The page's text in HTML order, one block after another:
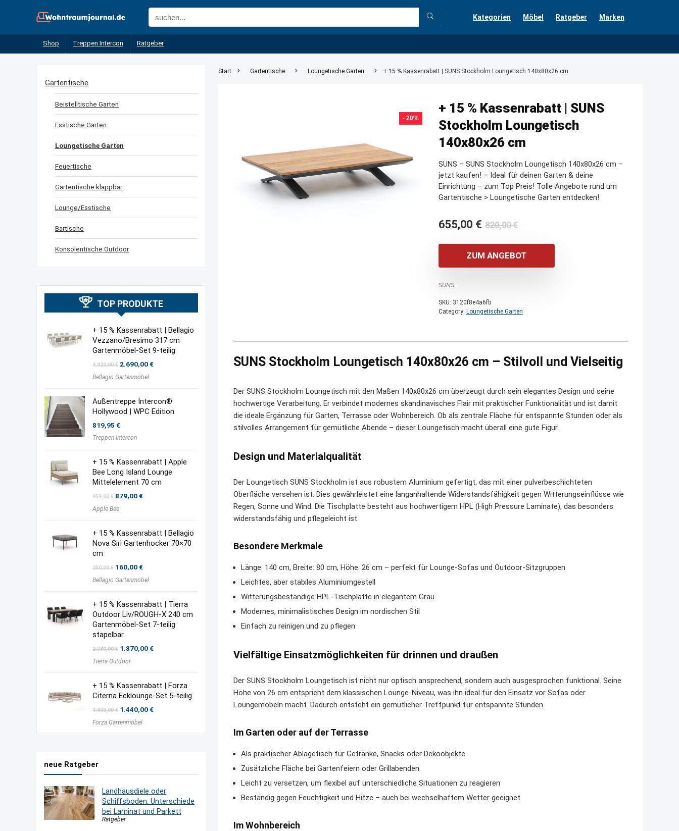
Kategorien Möbel Ratgeber Marken
Shop Treppen Intercon Ratgeber
Start Gartentische Loungetische Garten + 15 % Kassenrabatt | SUNS Stockholm Loungetisch 140x80x26 cm
- 20%
+ 15 % Kassenrabatt | SUNS
Stockholm Loungetisch
140x80x26 cm
SUNS – SUNS Stockholm Loungetisch 140x80x26 cm –
jetzt kaufen! – Ideal für deinen Garten & deine
Einrichtung – zum Top Preis! Tolle Angebote rund um
Gartentische > Loungetische Garten entdecken!
820,00€Ursprünglicher
war:
820,00 €
655,00 €
Aktueller
ist:
655,00 €.
ZUM ANGEBOT
SUNS
SKU: 3120f8e4a6fb
Category: Loungetische Garten
SUNS Stockholm Loungetisch 140x80x26 cm – Stilvoll und Vielseitig
Der SUNS Stockholm Loungetisch mit den Maßen 140x80x26 cm überzeugt durch sein elegantes Design und seine
hochwertige Verarbeitung. Er verbindet modernes skandinavisches Flair mit praktischer Funktionalität und ist damit
die ideale Ergänzung für Garten, Terrasse oder Wohnbereich. Ob als zentrale Fläche für entspannte Stunden oder als
stilvolles Arrangement für gemütliche Abende – dieser Loungetisch macht überall eine gute Figur.
Design und Materialqualität
Der Loungetisch SUNS Stockholm ist aus robustem Aluminium gefertigt, das mit einer pulverbeschichteten
Oberfläche versehen ist. Dies gewährleistet eine langanhaltende Widerstandsfähigkeit gegen Witterungseinflüsse wie
Regen, Sonne und Wind. Die Tischplatte besteht aus hochwertigem HPL (High Pressure Laminate), das besonders
widerstandsfähig und pflegeleicht ist.
Besondere Merkmale
Länge: 140 cm, Breite: 80 cm, Höhe: 26 cm – perfekt für Lounge-Sofas und Outdoor-Sitzgruppen
Leichtes, aber stabiles Aluminiumgestell
Witterungsbeständige HPL-Tischplatte in elegantem Grau
Modernes, minimalistisches Design im nordischen Stil
Einfach zu reinigen und zu pflegen
Vielfältige Einsatzmöglichkeiten für drinnen und draußen
Der SUNS Stockholm Loungetisch ist nicht nur optisch ansprechend, sondern auch ausgesprochen funktional. Seine
Höhe von 26 cm entspricht dem klassischen Lounge-Niveau, was ihn ideal für den Einsatz vor Sofas oder
Loungemöbeln macht. Dadurch entsteht ein gemütlicher Treffpunkt für entspannte Stunden.
Im Garten oder auf der Terrasse
Als praktischer Ablagetisch für Getränke, Snacks oder Dekoobjekte
Zusätzliche Fläche bei Gartenfeiern oder Grillabenden
Leicht zu versetzen, um flexibel auf unterschiedliche Situationen zu reagieren
Beständig gegen Feuchtigkeit und Hitze – auch bei wechselhaftem Wetter geeignet
Im Wohnbereich
Gartentische
Beistelltische Garten
Esstische Garten
Loungetische Garten
Feuertische
Gartentische klappbar
Lounge/Esstische
Bartische
Konsolentische Outdoor
TOP PRODUKTE
+ 15 % Kassenrabatt | Bellagio
Vezzano/Bresimo 317 cm
Gartenmöbel-Set 9-teilig
4.020,00€ Ursprünglicher
war:
2.690,00€Aktueller
Bellagio Gartenmöbel
Außentreppe Intercon®
Hollywood | WPC Edition
819,95 €
Treppen Intercon
+ 15 % Kassenrabatt | Apple
Bee Long Island Lounge
Mittelelement 70 cm
959,00€ Ursprünglicher
war:
879,00€Aktueller
Apple Bee
+ 15 % Kassenrabatt | Bellagio
Nova Siri Gartenhocker 70×70
cm
250,00€ Ursprünglicher
war:
160,00€Aktueller
ist:
Bellagio Gartenmöbel
+ 15 % Kassenrabatt | Tierra
Outdoor Liv/ROUGH-X 240 cm
Gartenmöbel-Set 7-teilig
stapelbar
2.080,00€ Ursprünglicher
war:
1.870,00€Aktueller
Tierra Outdoor
+ 15 % Kassenrabatt | Forza
Citerna Ecklounge-Set 5-teilig
1.800,00€ Ursprünglicher
war:
1.440,00€Aktueller
Forza Gartenmöbel
neue Ratgeber
Landhausdiele oder
Schiffsboden: Unterschiede
bei Laminat und Parkett
Ratgeber